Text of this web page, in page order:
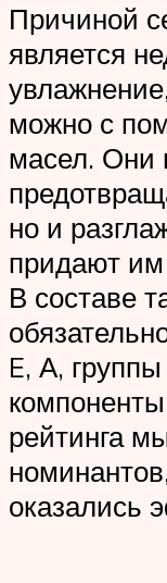
Причиной
является
можно с
масел. Они
но и
придают им
В составе
E, А,
рейтинга
оказались